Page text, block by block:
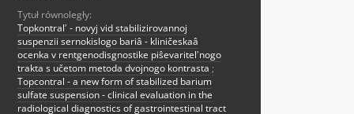
Tytuł równoległy:
Topkontralʹ - novyj vid stabilizirovannoj
suspenzii sernokislogo bariâ - kliničeskaâ
ocenka v rentgenodisgnostike piŝevaritelʹnogo
trakta s učetom metoda dvojnogo kontrasta ;
Topcontral - a new form of stabilized barium
sulfate suspension - clinical evaluation in the
radiological diagnostics of gastrointestinal tract